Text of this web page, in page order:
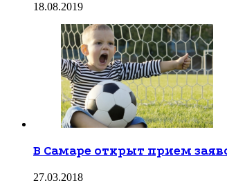
18.08.2019
В Самаре открыт прием
27.03.2018